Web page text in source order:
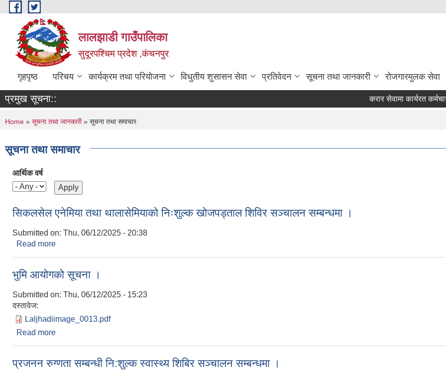
Skip to main content
लालझाडी गाउँपालिका
सुदूरपश्चिम प्रदेश ,कंचनपुर
गृहपृष्ठ परिचय कार्यक्रम तथा परियोजना विधुतीय शुसासन सेवा प्रतिवेदन सूचना तथा जानकारी रोजगारमुलक सेवा
प्रमुख सूचना:: करार सेवामा कार्यरत
You are here
Home » सूचना तथा जानकारी» सूचना तथा समाचार
सूचना तथा समाचार
आर्थिक वर्ष
सिकलसेल एनेमिया तथा थालासेमियाको निःशुल्क खोजपड्ताल शिविर सञ्चालन सम्बन्धमा ।
Submitted on: Thu, 06/12/2025 - 20:38
Read more
भुमि आयोगको सूचना ।
Submitted on: Thu, 06/12/2025 - 15:23
दस्तावेज:
Laljhadiimage_0013.pdf
Read more
प्रजनन रुग्णता सम्बन्धी नि:शुल्क स्वास्थ्य शिबिर सञ्चालन सम्बन्धमा ।